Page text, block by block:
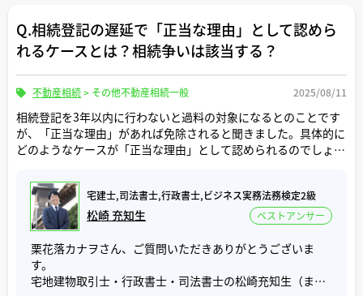
け必要になってきます。
これらの負担を考えると、2〜3つの金融機関に事前審査を
申し込み、その中で審査承認となった金融機関の金利等を
比較し、一番条件の良い金融機関を1つに絞り込んで、本審
もっとも、金融機関の本審査の結果が事前審査の時よりも
不利な条件になった場合やフラット35の事前審査で留保回
数申し込みすることはあるかと思います。
もしお客様から希望がありましたら、事前審査の段階であ
れば複数の申し込みを推奨すると思いますが、本審査の申
し込みは上記のような特段の事情が無い場合はあまり推奨
しないと考えます。
結論を申し上げますと、住宅ローンを全国保証株式会社の
審査で進めても有利になるかどうかは一概には言えませ
ん。
全国保証株式会社は、住宅ローンの保証業務を行う独立系
の信用保証会社です。
通常、住宅ローンを利用する場合、その金融機関の系列の
保証会社の審査を受けることになります。
その金融機関の系列の保証会社の例を挙げますと、りそな
証株式会社、武蔵野銀行はぶぎん保証株式会社、足利銀行
や常陽銀行はめぶき信用保証株式会社、埼玉縣信用金庫は
一般社団法人しんきん保証基金等です。
社と業務提携をしている為、その金融機関の系列の保証会
社の審査だけでなく、全国保証株式会社の審査も申し込む
ことができ、申込者は住宅ローンを比較することができま
Q.相続登記の遅延で「正当な理由」として認めら
れるケースとは？相続争いは該当する？
不動産相続> その他不動産相続一般 2025/08/11
相続登記を3年以内に行わないと過料の対象になるとのことです
が、「正当な理由」があれば免除されると聞きました。具体的に
どのようなケースが「正当な理由」として認められるのでしょう
例えば、相続人間で遺産分割協議がまとまらない場合や、相続人
が重い病気で手続きが困難な場合などは該当しますか。ご存知の
実務上の見解等ありましたら教えてください。
宅建士,司法書士,行政書士,ビジネス実務法務検定2級
松崎 充知生 ベストアンサー
栗花落カナヲさん、ご質問いただきありがとうございま
す。
宅地建物取引士・行政書士・司法書士の松崎充知生（まつ